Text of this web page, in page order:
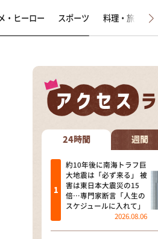
なるみ・岡村の
相席食堂
これ余談なんで
～人生密着トー
～ やすともの
探偵！ナイトス
・ヒーロー スポーツ 料理・旅
24時間 週間
約10年後に南海トラフ巨
大地震は「必ず来る」 被
害は東日本大震災の15
倍…専門家断言「人生の
スケジュールに入れて」
2026.08.06